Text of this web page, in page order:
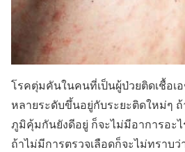
โรคตุ่มคันในคนที่เป็นผู้ป่วยติดเชื้อเ
หลายระดับขึ้นอยู่กับระยะติดใหม่ๆ
ภูมิคุ้มกันยังดีอยู่ ก็จะไม่มีอาการอะ
ถ้าไม่มีการตรวจเลือดก็จะไม่ทราบ